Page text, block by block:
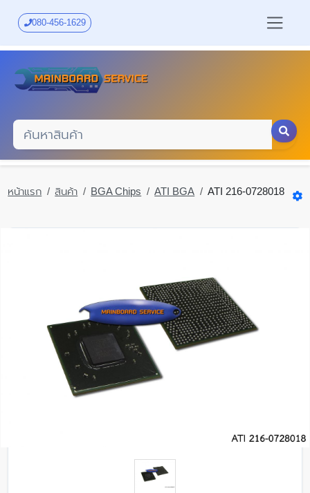
content
080-456-1629
หน้าแรก สินค้า BGA Chips ATI BGA ATI 216-0728018